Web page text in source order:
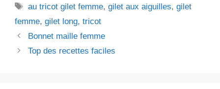
Étiquettes
au tricot gilet femme,gilet aux aiguilles,gilet
femme, gilet long, tricot
Bonnet maille femme
Top des recettes faciles